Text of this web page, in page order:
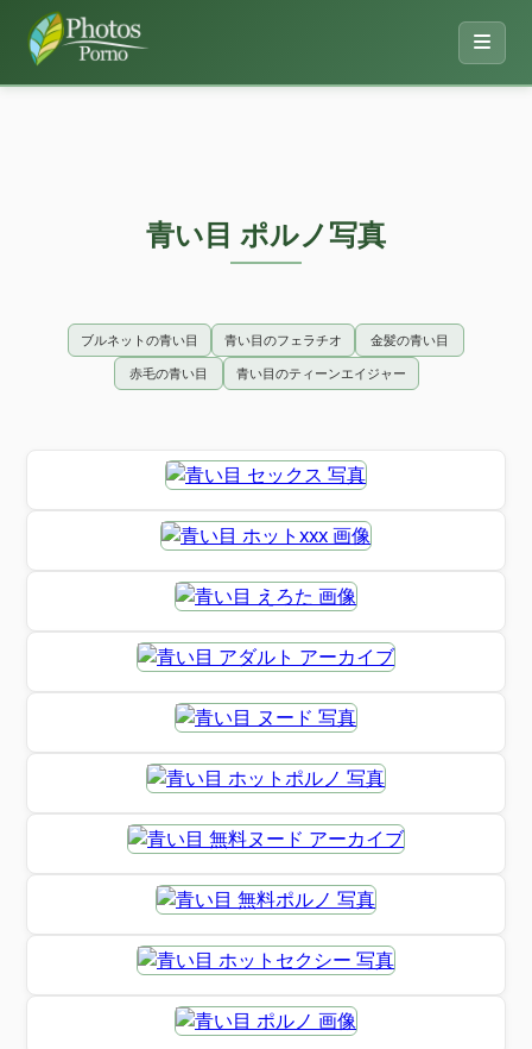
青い目 ポルノ写真
ブルネットの青い目 青い目のフェラチオ
金髪の青い目
赤毛の青い目
青い目のティーンエイジャー